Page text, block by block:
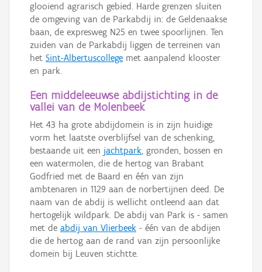
glooiend agrarisch gebied. Harde grenzen sluiten
de omgeving van de Parkabdij in: de Geldenaakse
baan, de expresweg N25 en twee spoorlijnen. Ten
zuiden van de Parkabdij liggen de terreinen van
het Sint-Albertuscollege met aanpalend klooster
en park.
Een middeleeuwse abdijstichting in de
vallei van de Molenbeek
Het 43 ha grote abdijdomein is in zijn huidige
vorm het laatste overblijfsel van de schenking,
bestaande uit een jachtpark, gronden, bossen en
een watermolen, die de hertog van Brabant
Godfried met de Baard en één van zijn
ambtenaren in 1129 aan de norbertijnen deed. De
naam van de abdij is wellicht ontleend aan dat
hertogelijk wildpark. De abdij van Park is - samen
met de abdij van Vlierbeek - één van de abdijen
die de hertog aan de rand van zijn persoonlijke
domein bij Leuven stichtte.